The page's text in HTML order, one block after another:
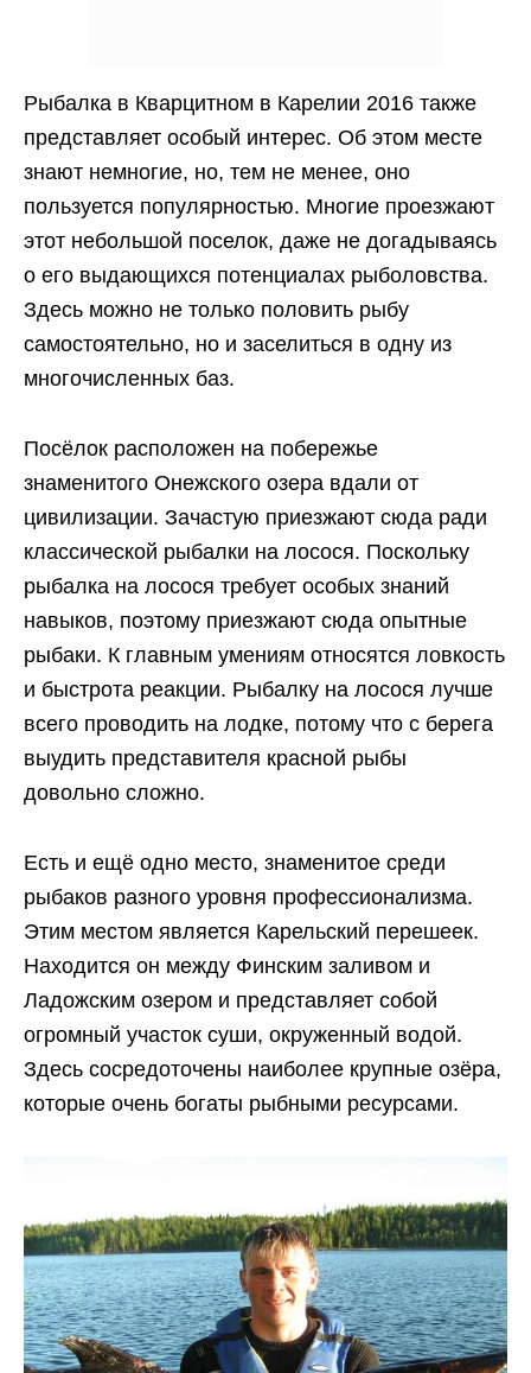
Рыбалка в Кварцитном в Карелии 2016 также
представляет особый интерес. Об этом месте
знают немногие, но, тем не менее, оно
пользуется популярностью. Многие проезжают
этот небольшой поселок, даже не догадываясь
о его выдающихся потенциалах рыболовства.
Здесь можно не только половить рыбу
самостоятельно, но и заселиться в одну из
многочисленных баз.
Посёлок расположен на побережье
знаменитого Онежского озера вдали от
цивилизации. Зачастую приезжают сюда ради
классической рыбалки на лосося. Поскольку
рыбалка на лосося требует особых знаний
навыков, поэтому приезжают сюда опытные
рыбаки. К главным умениям относятся ловкость
и быстрота реакции. Рыбалку на лосося лучше
всего проводить на лодке, потому что с берега
выудить представителя красной рыбы
довольно сложно.
Есть и ещё одно место, знаменитое среди
рыбаков разного уровня профессионализма.
Этим местом является Карельский перешеек.
Находится он между Финским заливом и
Ладожским озером и представляет собой
огромный участок суши, окруженный водой.
Здесь сосредоточены наиболее крупные озёра,
которые очень богаты рыбными ресурсами.